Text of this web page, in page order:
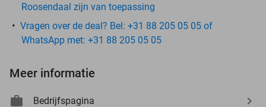
Roosendaal zijn van toepassing
Vragen over de deal? Bel: +31 88 205 05 05 of
WhatsApp met: +31 88 205 05 05
Meer informatie
Bedrijfspagina